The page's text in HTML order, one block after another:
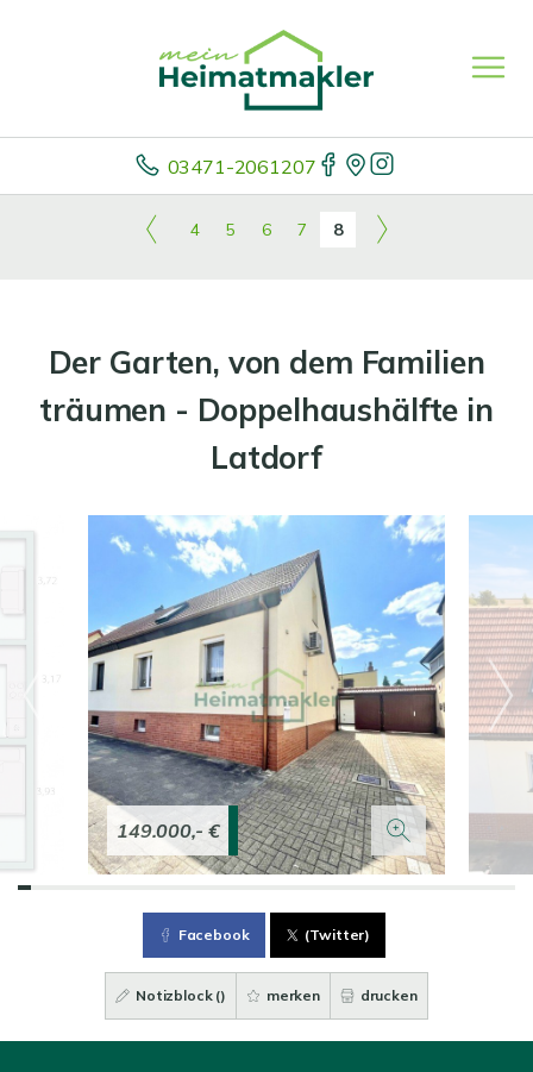
03471-2061207
4 5 6 7 8
Der Garten, von dem Familien
träumen - Doppelhaushälfte in
Latdorf
149.000,- €
Facebook (Twitter)
Notizblock () merken drucken